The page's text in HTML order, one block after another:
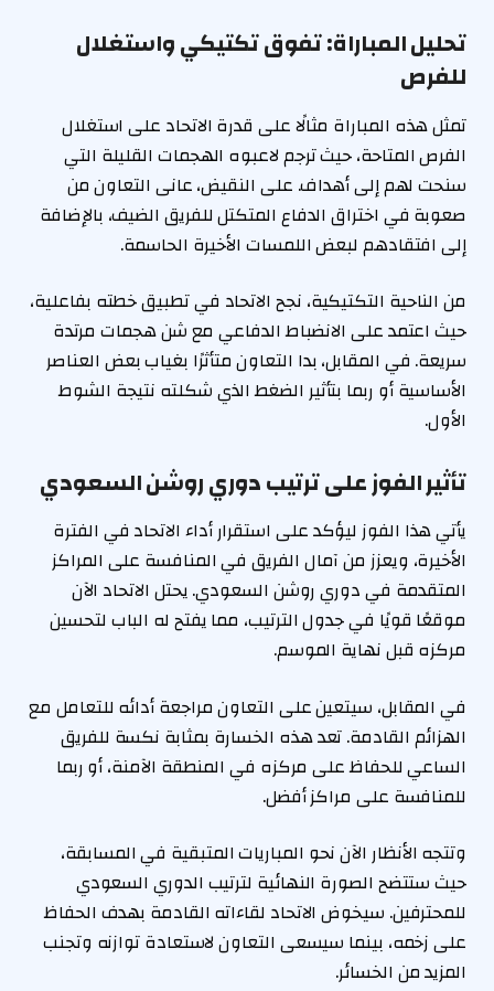
تحليل المباراة: تفوق تكتيكي واستغلال
للفرص
تمثل هذه المباراة مثالًا على قدرة الاتحاد على استغلال
الفرص المتاحة، حيث ترجم لاعبوه الهجمات القليلة التي
سنحت لهم إلى أهداف. على النقيض، عانى التعاون من
صعوبة في اختراق الدفاع المتكتل للفريق الضيف، بالإضافة
إلى افتقادهم لبعض اللمسات الأخيرة الحاسمة.
من الناحية التكتيكية، نجح الاتحاد في تطبيق خطته بفاعلية،
حيث اعتمد على الانضباط الدفاعي مع شن هجمات مرتدة
سريعة. في المقابل، بدا التعاون متأثرًا بغياب بعض العناصر
الأساسية أو ربما بتأثير الضغط الذي شكلته نتيجة الشوط
الأول.
تأثير الفوز على ترتيب دوري روشن السعودي
يأتي هذا الفوز ليؤكد على استقرار أداء الاتحاد في الفترة
الأخيرة، ويعزز من آمال الفريق في المنافسة على المراكز
المتقدمة في دوري روشن السعودي. يحتل الاتحاد الآن
موقعًا قويًا في جدول الترتيب، مما يفتح له الباب لتحسين
مركزه قبل نهاية الموسم.
في المقابل، سيتعين على التعاون مراجعة أدائه للتعامل مع
الهزائم القادمة. تعد هذه الخسارة بمثابة نكسة للفريق
الساعي للحفاظ على مركزه في المنطقة الآمنة، أو ربما
للمنافسة على مراكز أفضل.
وتتجه الأنظار الآن نحو المباريات المتبقية في المسابقة،
حيث ستتضح الصورة النهائية لترتيب الدوري السعودي
للمحترفين. سيخوض الاتحاد لقاءاته القادمة بهدف الحفاظ
على زخمه، بينما سيسعى التعاون لاستعادة توازنه وتجنب
المزيد من الخسائر.